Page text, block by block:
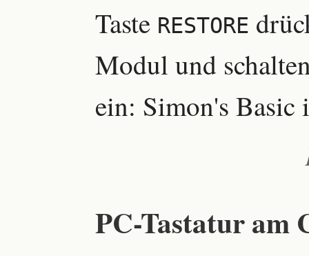
Taste RESTORE
Modul und
ein: Simon's Basic
PC-Tastatur am